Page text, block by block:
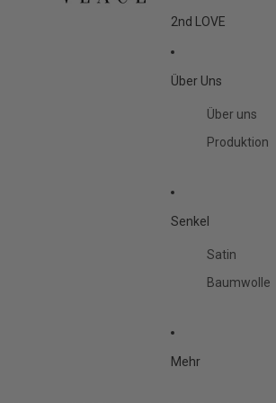
2nd LOVE
Über Uns
Über uns
Produktion
Senkel
Satin
Baumwolle
Mehr